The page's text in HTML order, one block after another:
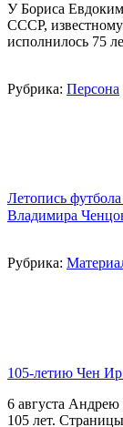
У Бориса
СССР,
исполнилось 75
Рубрика: Персона
Летопись
Владимира
Рубрика:
105-летию Чен
6 августа
105 лет.